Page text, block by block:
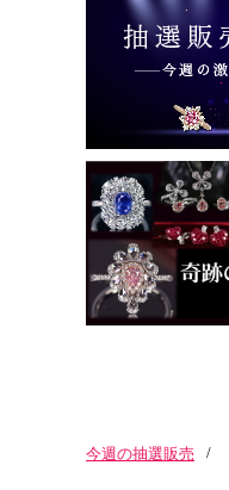
今週の抽選販売 /